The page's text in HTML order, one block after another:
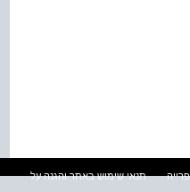
תנאי שימוש באתר והגנה על